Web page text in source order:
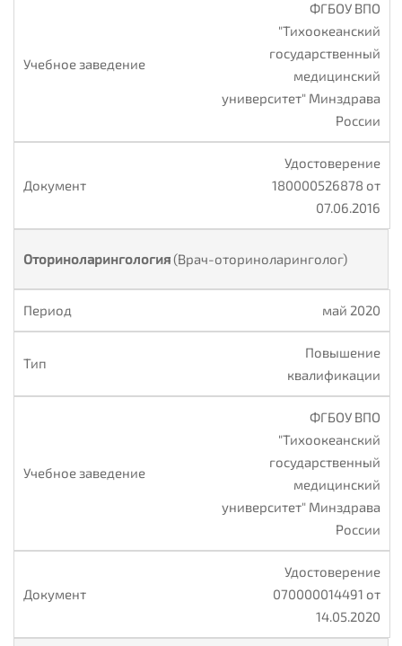
ФГБОУ ВПО
"Тихоокеанский
государственный
медицинский
университет" Минздрава
России
Удостоверение
180000526878 от
07.06.2016
Оториноларингология(Врач-оториноларинголог)
май 2020
Повышение
квалификации
ФГБОУ ВПО
"Тихоокеанский
государственный
медицинский
университет" Минздрава
России
Удостоверение
070000014491 от
14.05.2020